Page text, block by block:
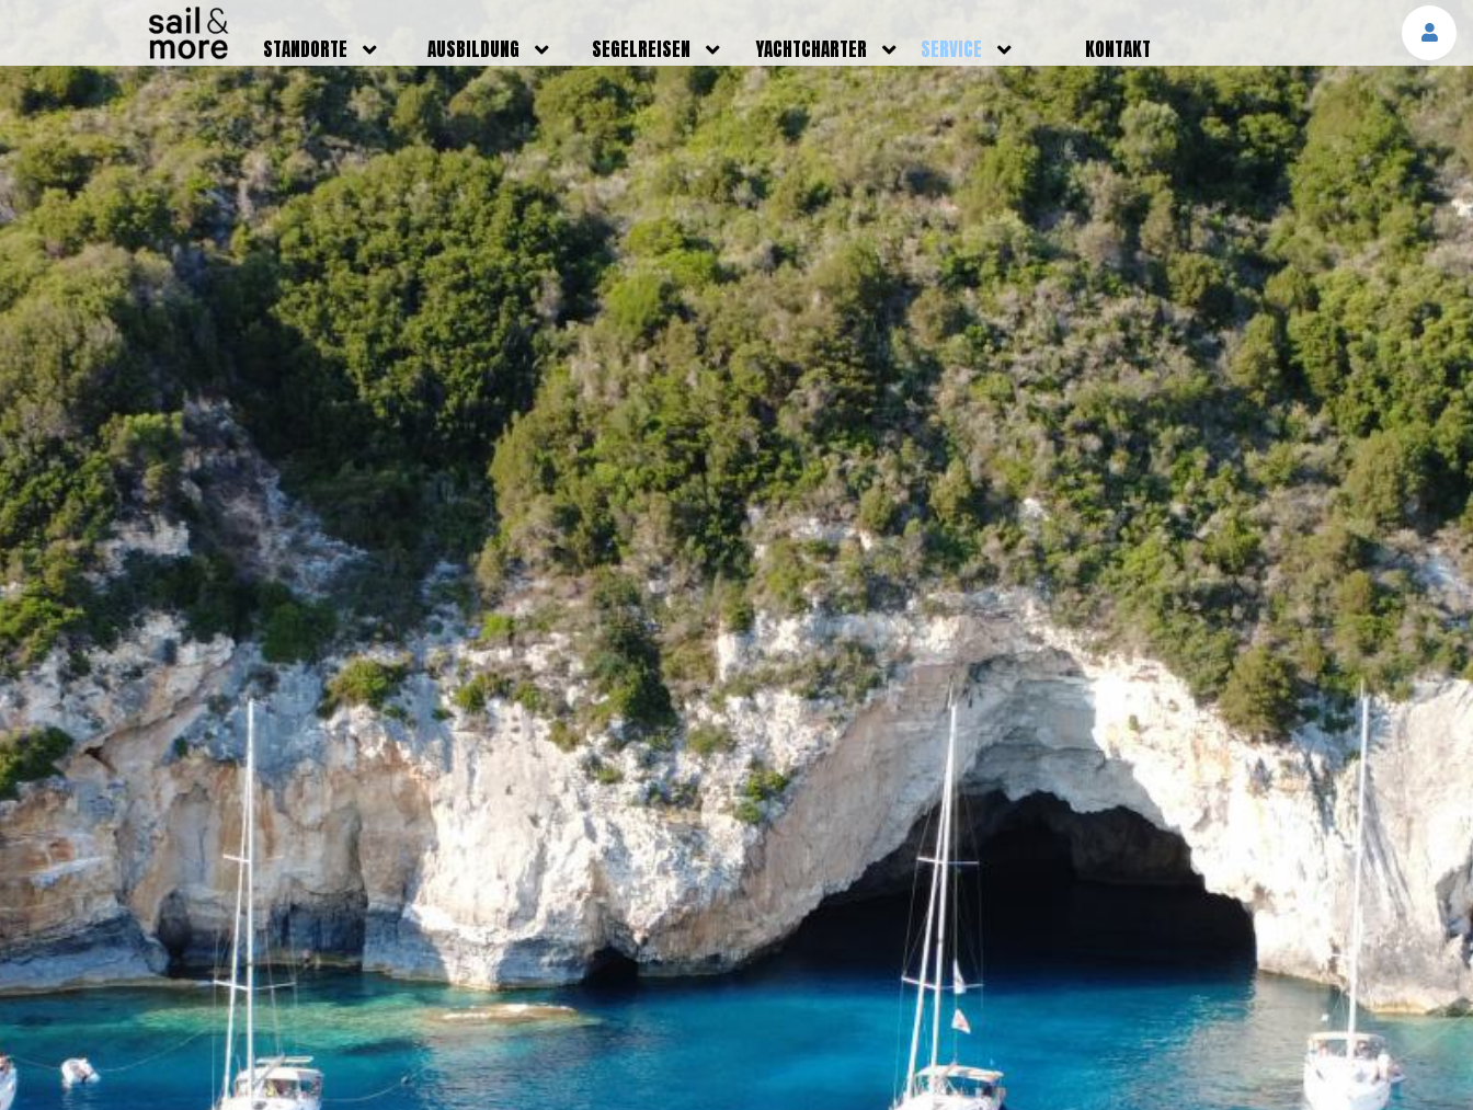
STANDORTE
DEUTSCHLAND
BADEN BADEN
BRUCHSAL
GRIESHEIM /
DARMSTADT
HAMBURG
HEIDELBERG
KARLSRUHE
KÖLN
PFORZHEIM
RHEINSTETTEN
SWR BADEN BADEN
AUSBILDUNG
BOOTSFÜHRERSCHEINE
FUNKSCHEINE
SEENOTSIGNALMITTEL
WEITERBILDUNG
AUSBILDUNGSBOOTE
PREISE
KURSTERMINE
PRÜFUNGSTERMINE
ONLINEKURS
FAQ
SEGELREISEN
AKTUELLE REISEN
BILDER REISEN
SKIPPER
FAQ
YACHTCHARTER
EIGENE YACHTEN
BELEGUNGSPLAN EIGENE
YACHTEN
WELTWEITE
YACHTCHARTER
REVIERINFOS
FAQ
SERVICE
LEISTUNGEN
TEAM
VIDEOS
NEWSLETTER
BLOG
ERFOLGSMELDUNGEN
KONTAKT